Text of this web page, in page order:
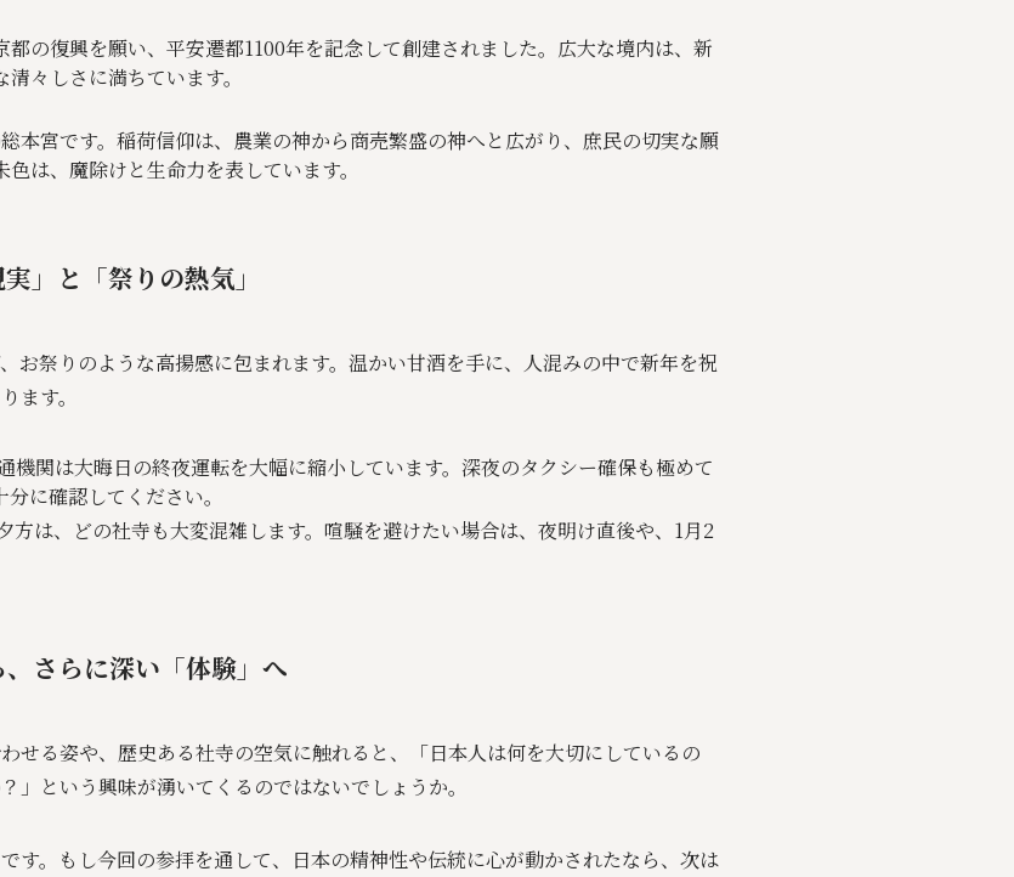
の復興を願い、平安遷都1100年を記念して創建されました。広大な境内は、新
々しさに満ちています。
本宮です。稲荷信仰は、農業の神から商売繁盛の神へと広がり、庶民の切実な願
は、魔除けと生命力を表しています。
」と「祭りの熱気」
お祭りのような高揚感に包まれます。温かい甘酒を手に、人混みの中で新年を祝
ます。
機関は大晦日の終夜運転を大幅に縮小しています。深夜のタクシー確保も極めて
に確認してください。
方は、どの社寺も大変混雑します。喧騒を避けたい場合は、夜明け直後や、1月2
さらに深い「体験」へ
せる姿や、歴史ある社寺の空気に触れると、「日本人は何を大切にしているの
」という興味が湧いてくるのではないでしょうか。
す。もし今回の参拝を通して、日本の精神性や伝統に心が動かされたなら、次は